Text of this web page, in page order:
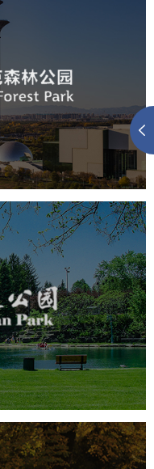
园
能
智慧公园
智能大数据平台
智慧公园
智能步道
智能语音亭